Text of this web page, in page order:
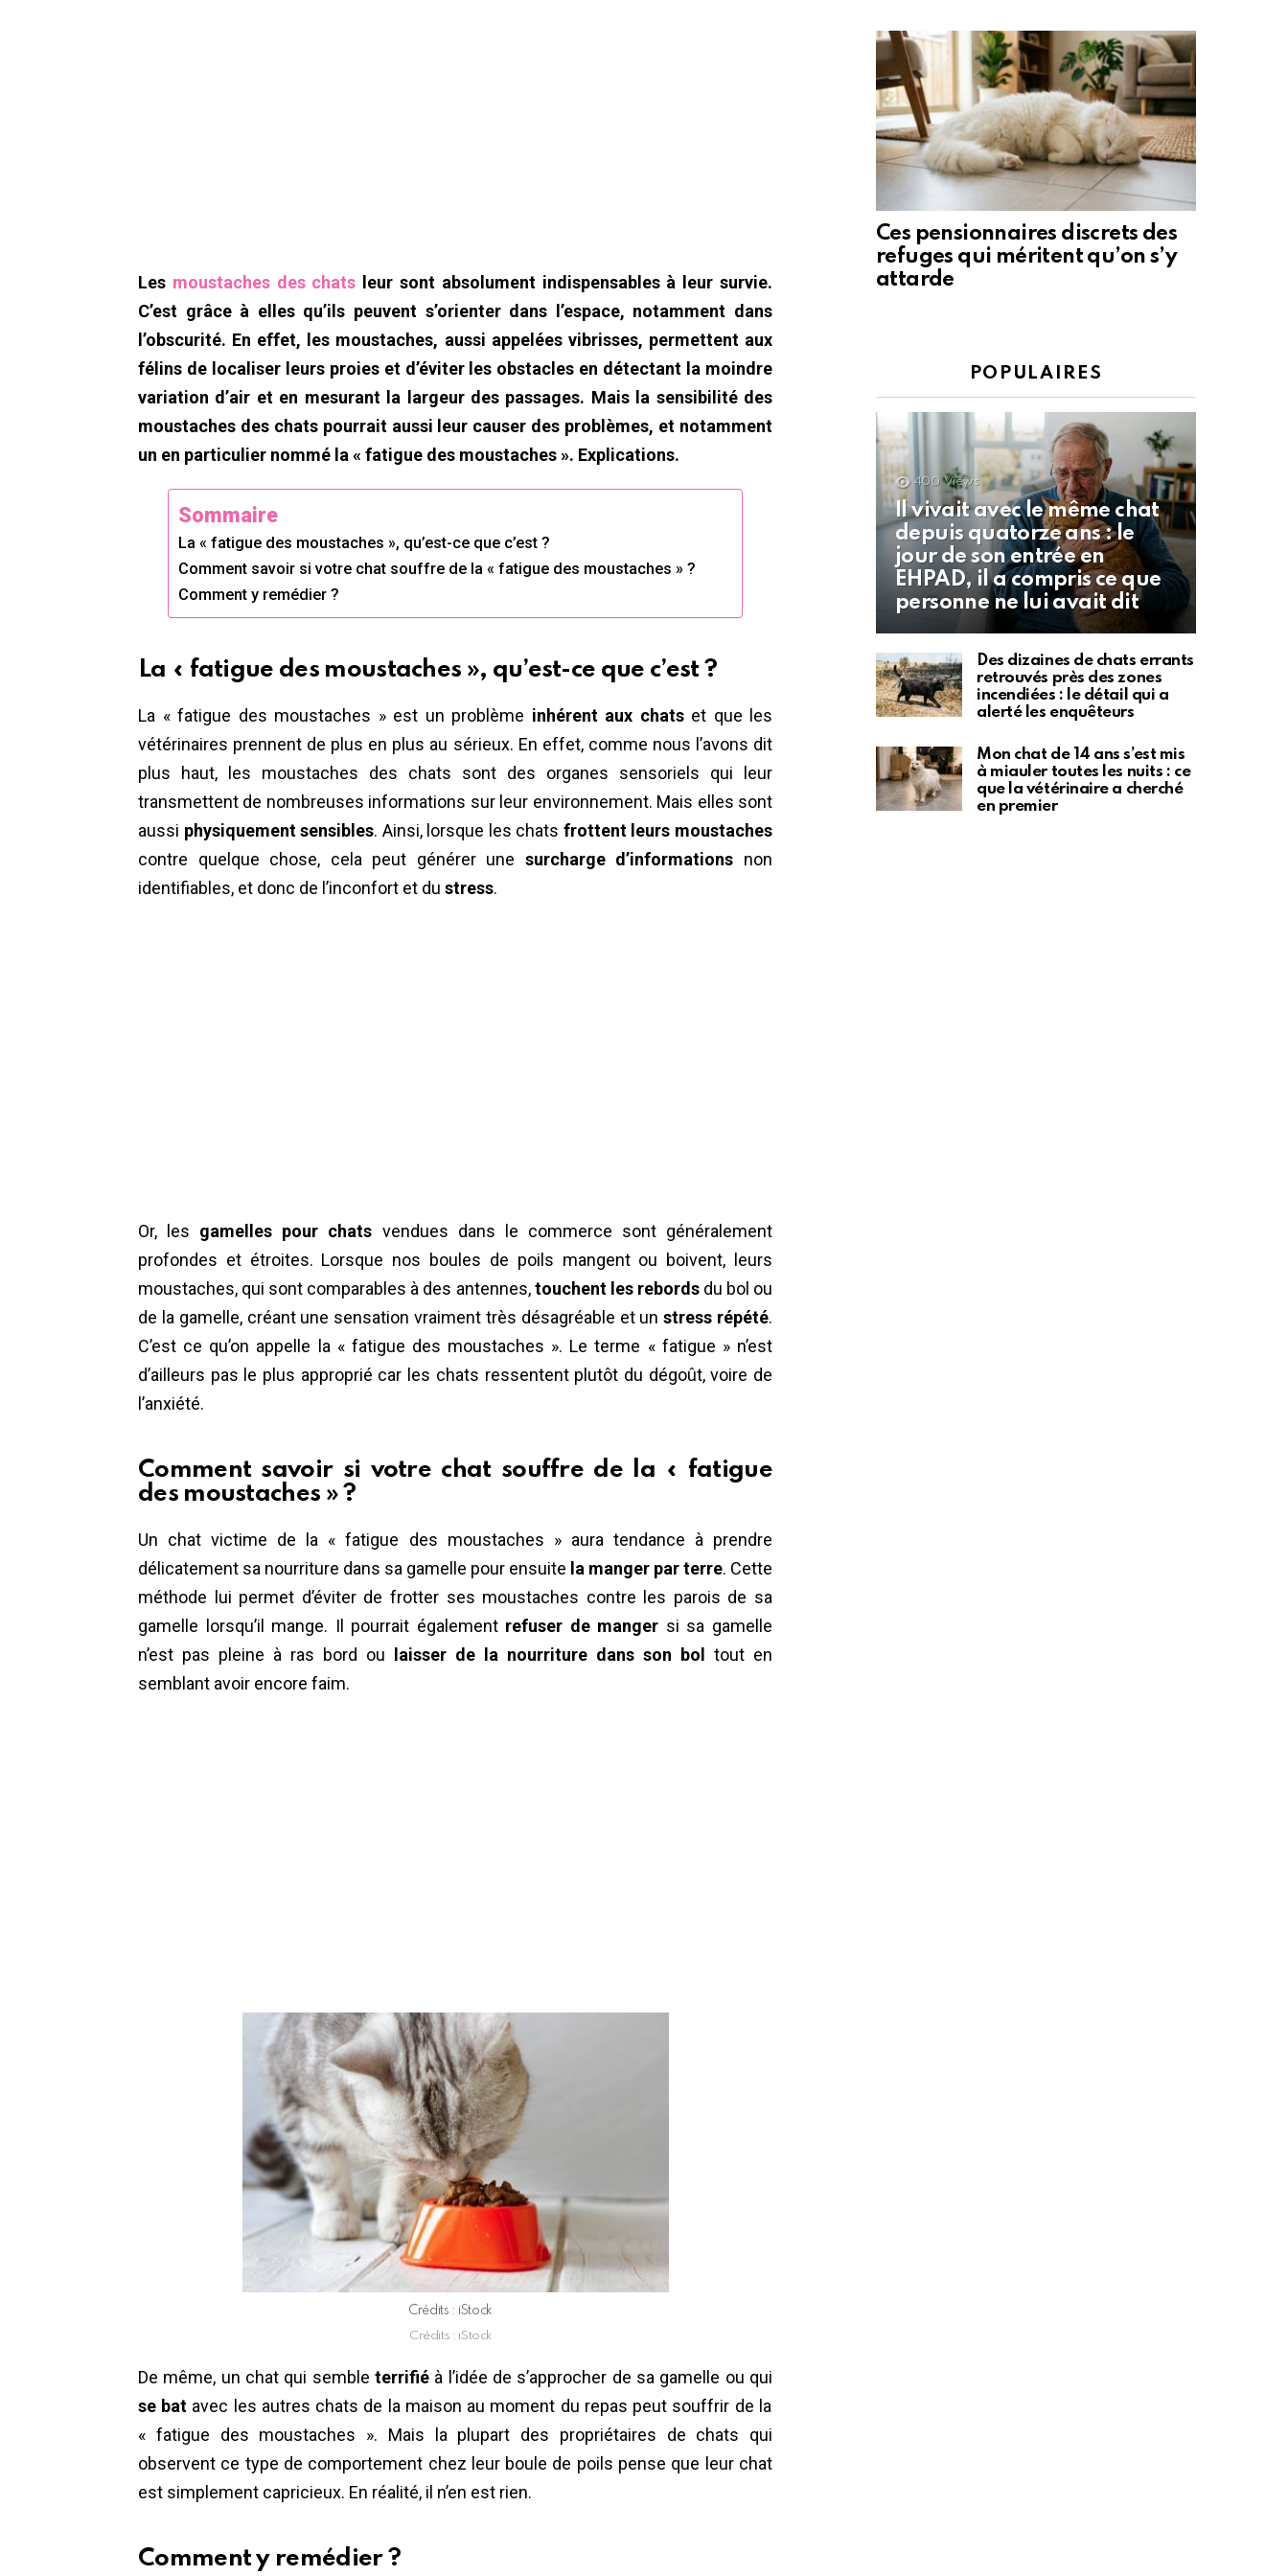
Les moustaches des chats leur sont absolument indispensables à leur survie.
C’est grâce à elles qu’ils peuvent s’orienter dans l’espace, notamment dans
l’obscurité. En effet, les moustaches, aussi appelées vibrisses, permettent aux
félins de localiser leurs proies et d’éviter les obstacles en détectant la moindre
variation d’air et en mesurant la largeur des passages. Mais la sensibilité des
moustaches des chats pourrait aussi leur causer des problèmes, et notamment
un en particulier nommé la « fatigue des moustaches ». Explications.
Sommaire
La « fatigue des moustaches », qu’est-ce que c’est ?
Comment savoir si votre chat souffre de la « fatigue des moustaches » ?
Comment y remédier ?
La « fatigue des moustaches », qu’est-ce que c’est ?
La « fatigue des moustaches » est un problème inhérent aux chatset que les
vétérinaires prennent de plus en plus au sérieux. En effet, comme nous l’avons dit
plus haut, les moustaches des chats sont des organes sensoriels qui leur
transmettent de nombreuses informations sur leur environnement. Mais elles sont
aussi physiquement sensibles. Ainsi, lorsque les chats frottent leurs moustaches
contre quelque chose, cela peut générer une surcharge d’informations non
identifiables, et donc de l’inconfort et du stress.
Or, les gamelles pour chats vendues dans le commerce sont généralement
profondes et étroites. Lorsque nos boules de poils mangent ou boivent, leurs
moustaches, qui sont comparables à des antennes,touchent les rebordsdu bol ou
de la gamelle, créant une sensation vraiment très désagréable et unstress répété.
C’est ce qu’on appelle la « fatigue des moustaches ». Le terme « fatigue » n’est
d’ailleurs pas le plus approprié car les chats ressentent plutôt du dégoût, voire de
l’anxiété.
Comment savoir si votre chat souffre de la « fatigue
des moustaches » ?
Un chat victime de la « fatigue des moustaches » aura tendance à prendre
délicatement sa nourriture dans sa gamelle pour ensuite la manger par terre. Cette
méthode lui permet d’éviter de frotter ses moustaches contre les parois de sa
gamelle lorsqu’il mange. Il pourrait également refuser de manger si sa gamelle
n’est pas pleine à ras bord ou laisser de la nourriture dans son bol tout en
semblant avoir encore faim.
Crédits : iStock
Crédits : iStock
De même, un chat qui semble terrifié à l’idée de s’approcher de sa gamelle ou qui
se bat avec les autres chats de la maison au moment du repas peut souffrir de la
« fatigue des moustaches ». Mais la plupart des propriétaires de chats qui
observent ce type de comportement chez leur boule de poils pense que leur chat
est simplement capricieux. En réalité, il n’en est rien.
Comment y remédier ?
Ces pensionnaires discrets des
refuges qui méritent qu’on s’y
attarde
POPULAIRES
400 Views
Il vivait avec le même chat
depuis quatorze ans : le
jour de son entrée en
EHPAD, il a compris ce que
personne ne lui avait dit
Des dizaines de chats errants
retrouvés près des zones
incendiées : le détail qui a
alerté les enquêteurs
Mon chat de 14 ans s’est mis
à miauler toutes les nuits : ce
que la vétérinaire a cherché
en premier